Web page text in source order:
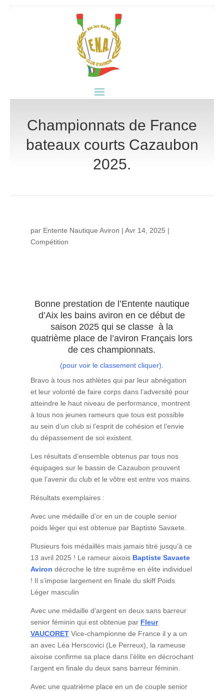
Championnats de France
bateaux courts Cazaubon
2025.
par Entente Nautique Aviron | Avr 14, 2025 |
Compétition
Bonne prestation de l’Entente nautique
d’Aix les bains aviron en ce début de
saison 2025 qui se classe à la
quatrième place de l’aviron Français lors
de ces championnats.
(pour voir le classement cliquer)
Bravo à tous nos athlètes qui par leur abnégation
et leur volonté de faire corps dans l’adversité pour
atteindre le haut niveau de performance, montrent
à tous nos jeunes rameurs que tous est possible
au sein d’un club si l’esprit de cohésion et l’envie
du dépassement de soi existent.
Les résultats d’ensemble obtenus par tous nos
équipages sur le bassin de Cazaubon prouvent
que l’avenir du club et le vôtre est entre vos mains.
Résultats exemplaires :
Avec une médaille d’or en un de couple senior
poids léger qui est obtenue par Baptiste Savaete.
Plusieurs fois médaillés mais jamais titré jusqu’à ce
13 avril 2025 ! Le rameur aixois Baptiste Savaete
Aviron décroche le titre suprême en élite individuel
! Il s’impose largement en finale du skiff Poids
Léger masculin
Avec une médaille d’argent en deux sans barreur
senior féminin qui est obtenue par Fleur
VAUCORETVice-championne de France il y a un
an avec Léa Herscovici (Le Perreux), la rameuse
aixoise confirme sa place dans l’élite en décrochant
l’argent en finale du deux sans barreur féminin.
Avec une quatrième place en un de couple senior